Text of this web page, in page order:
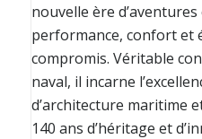
nouvelle ère
performance, confort et
compromis. Véritable
naval, il incarne
d’architecture maritime
140 ans d’héritage et